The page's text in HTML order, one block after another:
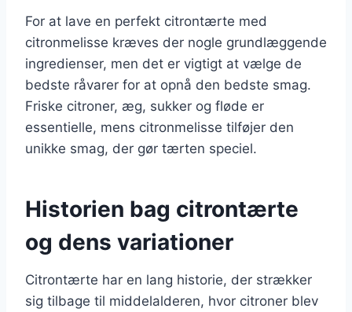
For at lave en perfekt citrontærte med
citronmelisse kræves der nogle grundlæggende
ingredienser, men det er vigtigt at vælge de
bedste råvarer for at opnå den bedste smag.
Friske citroner, æg, sukker og fløde er
essentielle, mens citronmelisse tilføjer den
unikke smag, der gør tærten speciel.
Historien bag citrontærte
og dens variationer
Citrontærte har en lang historie, der strækker
sig tilbage til middelalderen, hvor citroner blev